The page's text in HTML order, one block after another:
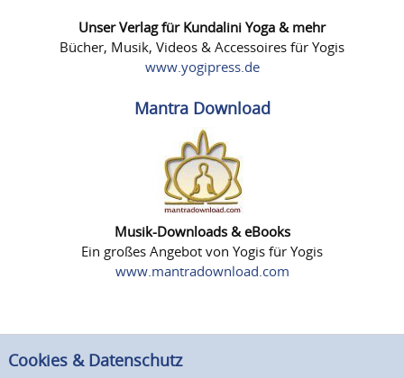
Unser Verlag für Kundalini Yoga & mehr
Bücher, Musik, Videos & Accessoires für Yogis
www.yogipress.de
Mantra Download
Musik-Downloads & eBooks
Ein großes Angebot von Yogis für Yogis
www.mantradownload.com
Cookies & Datenschutz